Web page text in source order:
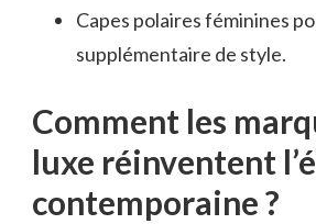
Capes polaires féminines
supplémentaire de style.
Comment les
luxe réinventent
contemporaine ?